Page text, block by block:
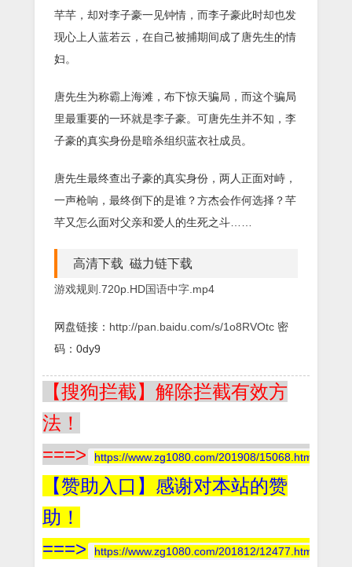
芊芊，却对李子豪一见钟情，而李子豪此时却也发
现心上人蓝若云，在自己被捕期间成了唐先生的情
妇。
唐先生为称霸上海滩，布下惊天骗局，而这个骗局
里最重要的一环就是李子豪。可唐先生并不知，李
子豪的真实身份是暗杀组织蓝衣社成员。
唐先生最终查出子豪的真实身份，两人正面对峙，
一声枪响，最终倒下的是谁？方杰会作何选择？芊
芊又怎么面对父亲和爱人的生死之斗……
高清下载 磁力链下载
游戏规则.720p.HD国语中字.mp4
网盘链接： http://pan.baidu.com/s/1o8RVOtc 密
码：0dy9
【搜狗拦截】解除拦截有效方
法！
===>
https://www.zg1080.com/201908/15068.html
【赞助入口】感谢对本站的赞
助！
===>
https://www.zg1080.com/201812/12477.html